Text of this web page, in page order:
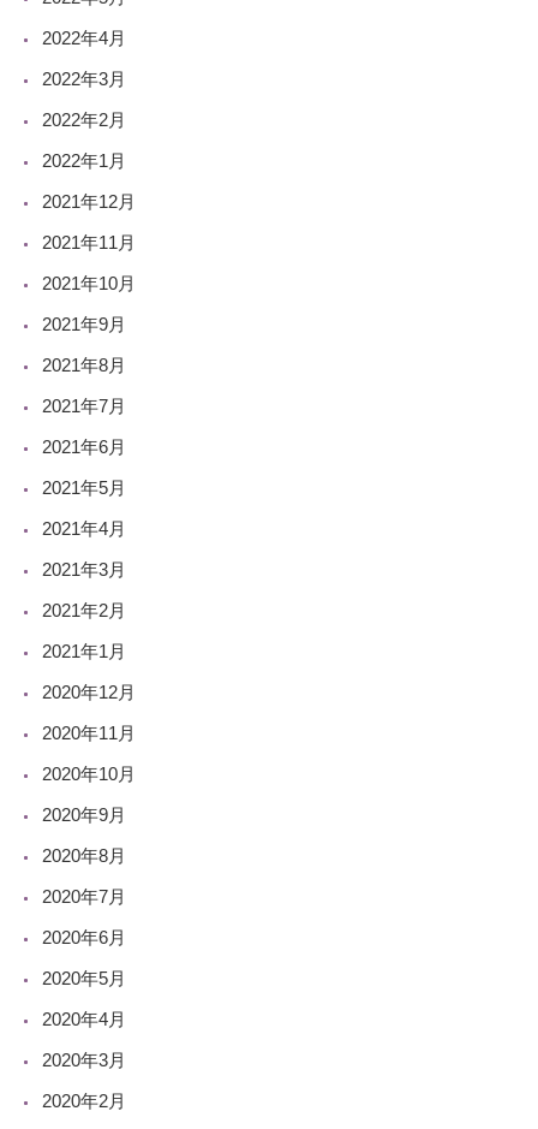
2022年4月
2022年3月
2022年2月
2022年1月
2021年12月
2021年11月
2021年10月
2021年9月
2021年8月
2021年7月
2021年6月
2021年5月
2021年4月
2021年3月
2021年2月
2021年1月
2020年12月
2020年11月
2020年10月
2020年9月
2020年8月
2020年7月
2020年6月
2020年5月
2020年4月
2020年3月
2020年2月